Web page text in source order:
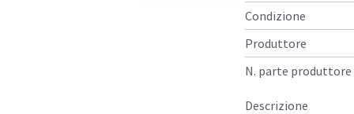
Condizione
Produttore
N. parte produttore
Descrizione